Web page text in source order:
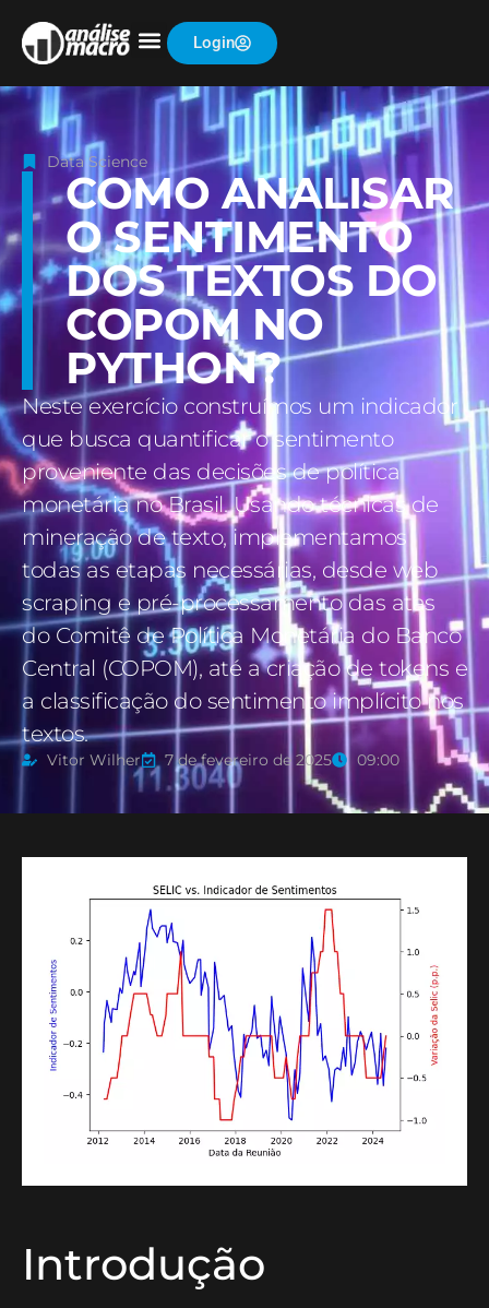
Login
Data Science
COMO ANALISAR
O SENTIMENTO
DOS TEXTOS DO
COPOM NO
PYTHON?
Neste exercício construímos um indicador
que busca quantificar o sentimento
proveniente das decisões de política
monetária no Brasil. Usando técnicas de
mineração de texto, implementamos
todas as etapas necessárias, desde web
scraping e pré-processamento das atas
do Comitê de Política Monetária do Banco
Central (COPOM), até a criação de tokens e
a classificação do sentimento implícito nos
textos.
Vitor Wilher 7 de fevereiro de 2025 09:00
Introdução